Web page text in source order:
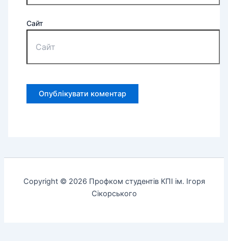
Сайт
Copyright © 2026 Профком студентів КПІ ім. Ігоря
Сікорського